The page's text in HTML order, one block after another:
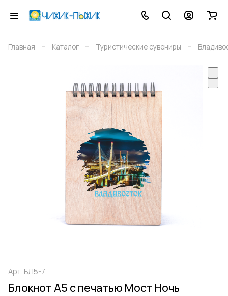
Главная – Каталог – Туристические сувениры –
Арт. БЛ5-7
Блокнот А5 с печатью Мост Ночь